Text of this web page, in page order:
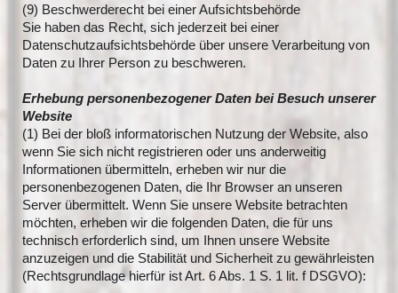
(9) Beschwerderecht bei einer Aufsichtsbehörde
Sie haben das Recht, sich jederzeit bei einer
Datenschutzaufsichtsbehörde über unsere Verarbeitung von
Daten zu Ihrer Person zu beschweren.
Erhebung personenbezogener Daten bei Besuch unserer
Website
(1) Bei der bloß informatorischen Nutzung der Website, also
wenn Sie sich nicht registrieren oder uns anderweitig
Informationen übermitteln, erheben wir nur die
personenbezogenen Daten, die Ihr Browser an unseren
Server übermittelt. Wenn Sie unsere Website betrachten
möchten, erheben wir die folgenden Daten, die für uns
technisch erforderlich sind, um Ihnen unsere Website
anzuzeigen und die Stabilität und Sicherheit zu gewährleisten
(Rechtsgrundlage hierfür ist Art. 6 Abs. 1 S. 1 lit. f DSGVO):